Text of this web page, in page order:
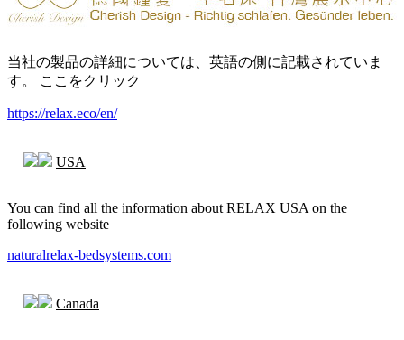
当社の製品の詳細については、英語の側に記載されていま
す。 ここをクリック
https://relax.eco/en/
USA
You can find all the information about RELAX USA on the
following website
naturalrelax-bedsystems.com
Canada